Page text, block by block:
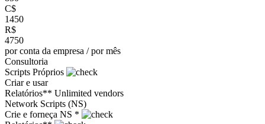
C$
1450
R$
4750
por conta da empresa / por mês
Consultoria
Scripts Próprios
Criar e usar
Relatórios** Unlimited vendors
Network Scripts (NS)
Crie e forneça NS *